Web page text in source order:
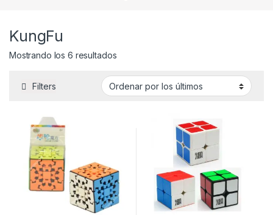
KungFu
Mostrando los 6 resultadosOrdenado por los últimos
Filters